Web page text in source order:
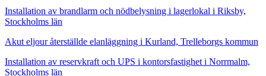
Installation av brandlarm och nödbelysning i lagerlokal i Riksby,
Stockholms län
Akut eljour återställde elanläggning i Kurland, Trelleborgs kommun
Installation av reservkraft och UPS i kontorsfastighet i Norrmalm,
Stockholms län